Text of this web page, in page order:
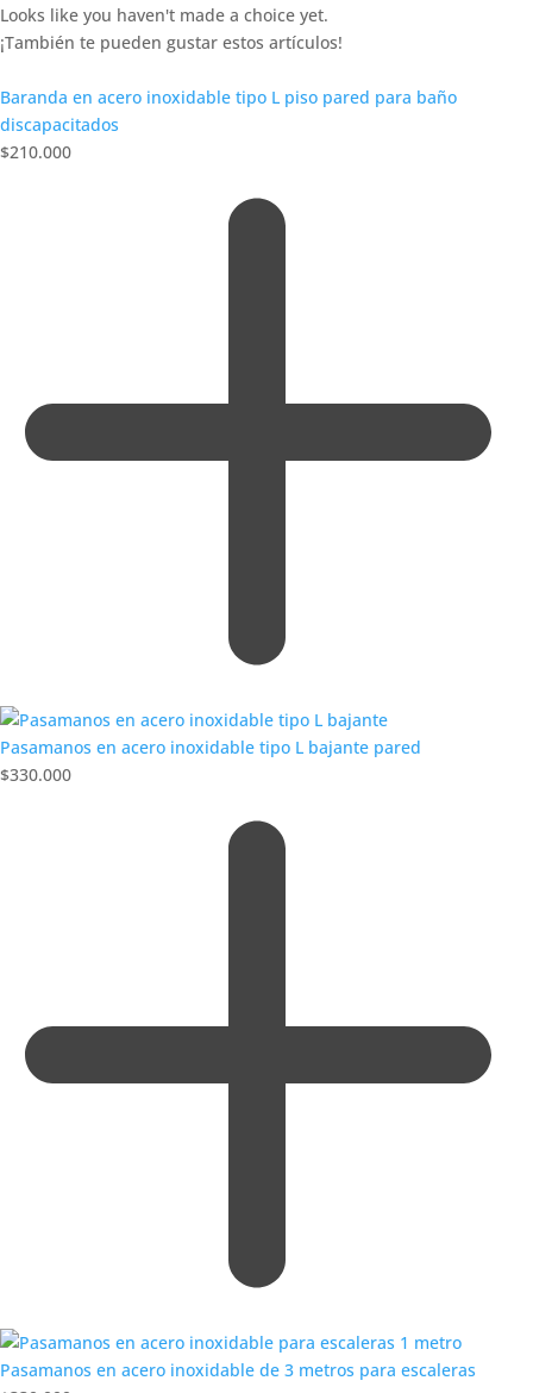
Looks like you haven't made a choice yet.
¡También te pueden gustar estos artículos!
Baranda en acero inoxidable tipo L piso pared para baño
discapacitados
$210.000
Pasamanos en acero inoxidable tipo L bajante pared
$330.000
Pasamanos en acero inoxidable de 3 metros para escaleras